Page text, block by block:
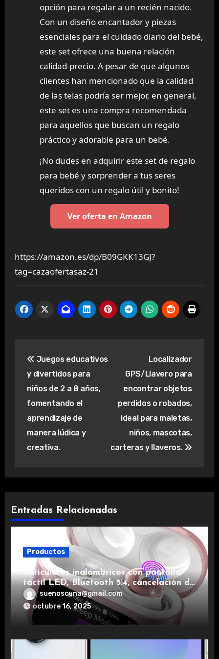
opción para regalar a un recién nacido.
Con un diseño encantador y piezas
esenciales para el cuidado diario del bebé,
este set ofrece una buena relación
calidad-precio. A pesar de que algunos
clientes han mencionado que la calidad
de las telas podría ser mejor, en general,
este set es una compra recomendada
para aquellos que buscan un regalo
práctico y adorable para un bebé.
¡No dudes en adquirir este set de regalo
para bebé y sorprender a tus seres
queridos con un regalo útil y bonito!
Ver oferta en Amazon
https://amazon.es/dp/B09GKK13GJ?
tag=cazaofertasaz-21
de
entradas
Juegos educativos
y divertidos para
niños de 2 a 8 años,
fomentando el
aprendizaje de
manera lúdica y
creativa.
Localizador
GPS/Llavero para
encontrar objetos
perdidos o robados,
ideal para maletas,
niños, mascotas,
carteras y llaveros.
Entradas Relacionadas
Productos
Auriculares inalámbricos con pantalla
táctil LED, Bluetooth 5.4, cancelación de
ruido, impermeables y de larga duración.
suenoscuna@gmail.com
octubre 16, 2025